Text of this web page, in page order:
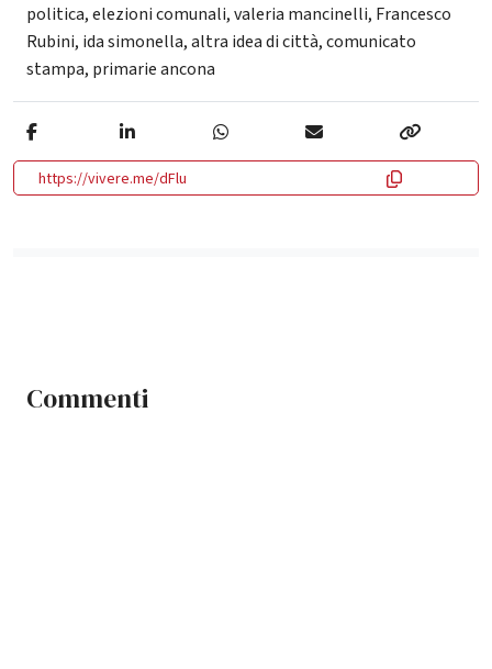
politica,elezioni comunali,valeria mancinelli, Francesco
Rubini, ida simonella,altra idea di città,comunicato
stampa, primarie ancona
https://vivere.me/dFlu
Commenti